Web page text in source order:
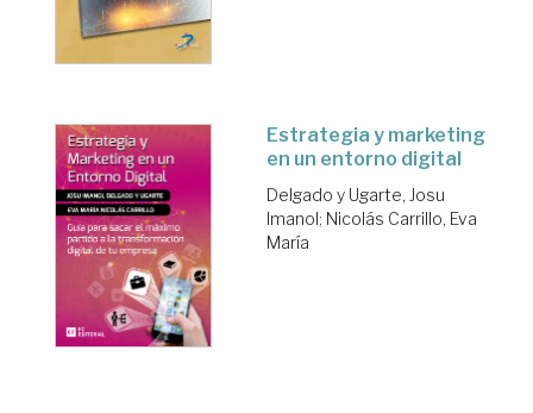
Estrategia y marketing
en un entorno digital
Delgado y Ugarte, Josu
Imanol; Nicolás Carrillo, Eva
María